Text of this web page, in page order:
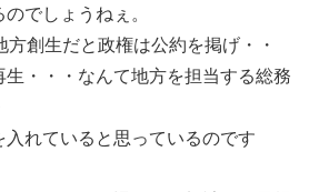
でしょうねぇ。
創生だと政権は公約を掲げ・・
・・・なんて地方を担当する総務
れていると思っているのです